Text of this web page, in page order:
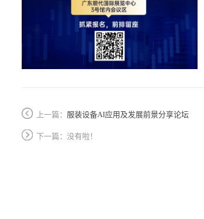
上一篇： 服装设备AI应用及发展前景分享论坛
下一篇：没有啦！